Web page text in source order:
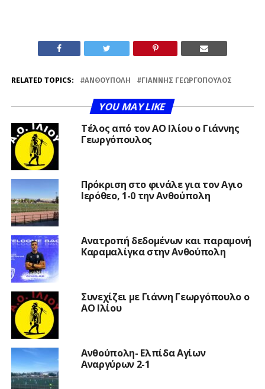
RELATED TOPICS: ΑΝΘΟΎΠΟΛΗ ΓΙΆΝΝΗΣ ΓΕΩΡΓΌΠΟΥΛΟΣ
YOU MAY LIKE
Τέλος από τον ΑΟ Ιλίου ο Γιάννης
Γεωργόπουλος
Πρόκριση στο φινάλε για τον Αγιο
Ιερόθεο, 1-0 την Ανθούπολη
Ανατροπή δεδομένων και παραμονή
Καραμαλίγκα στην Ανθούπολη
Συνεχίζει με Γιάννη Γεωργόπουλο ο
ΑΟ Ιλίου
Ανθούπολη- Ελπίδα Αγίων
Αναργύρων 2-1